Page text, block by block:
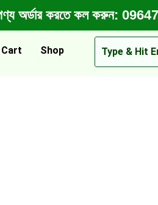
পণ্য অর্ডার করতে কল করুন:
Cart Shop